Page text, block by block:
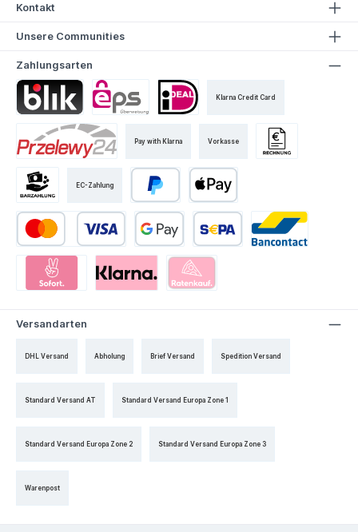
Kontakt
Unsere Communities
Zahlungsarten
Klarna Credit Card
Pay with Klarna Vorkasse
EC-Zahlung
Versandarten
DHL Versand Abholung Brief Versand Spedition Versand
Standard Versand AT Standard Versand Europa Zone 1
Standard Versand Europa Zone 2 Standard Versand Europa Zone 3
Warenpost